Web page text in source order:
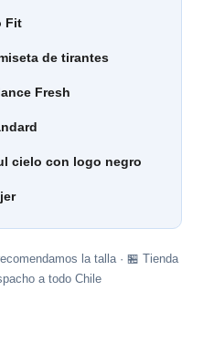
Fit
de tirantes
Fresh
cielo con logo negro
la talla · 🏪 Tienda
a todo Chile